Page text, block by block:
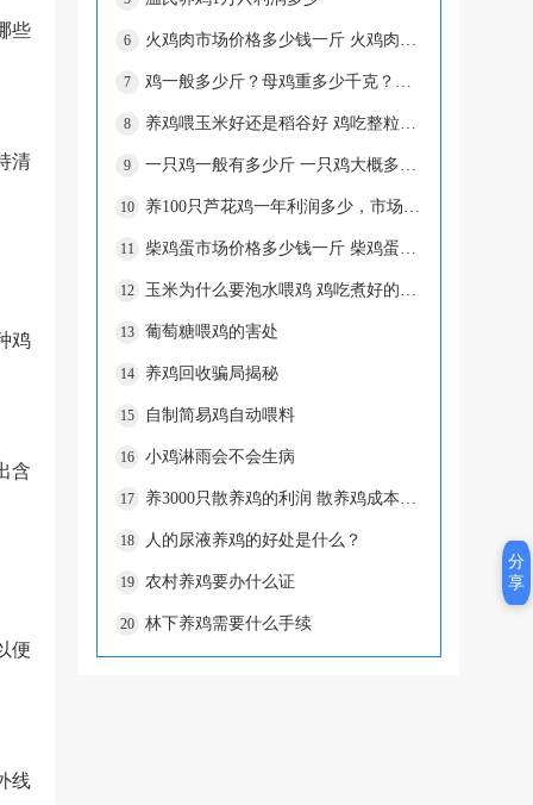
些
清
鸡
含
便
线
6 火鸡肉市场价格多少钱一斤 火鸡肉为什么
7 鸡一般多少斤？母鸡重多少千克？公鸡重多少千克？
8 养鸡喂玉米好还是稻谷好 鸡吃整粒的玉米好吗
9 一只鸡一般有多少斤 一只鸡大概多少钱
10 养100只芦花鸡一年利润多少，市场价多少钱一只
11 柴鸡蛋市场价格多少钱一斤 柴鸡蛋的功效作用
12 玉米为什么要泡水喂鸡 鸡吃煮好的玉米好吗
13 葡萄糖喂鸡的害处
14 养鸡回收骗局揭秘
15 自制简易鸡自动喂料
16 小鸡淋雨会不会生病
17 养3000只散养鸡的利润 散养鸡成本多少
18 人的尿液养鸡的好处是什么？
19 农村养鸡要办什么证
20 林下养鸡需要什么手续
分
享